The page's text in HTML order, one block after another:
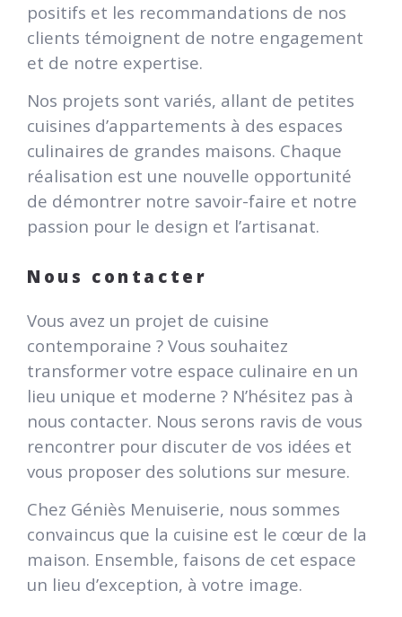
positifs et les recommandations de nos
clients témoignent de notre engagement
et de notre expertise.
Nos projets sont variés, allant de petites
cuisines d’appartements à des espaces
culinaires de grandes maisons. Chaque
réalisation est une nouvelle opportunité
de démontrer notre savoir-faire et notre
passion pour le design et l’artisanat.
Nous contacter
Vous avez un projet de cuisine
contemporaine ? Vous souhaitez
transformer votre espace culinaire en un
lieu unique et moderne ? N’hésitez pas à
nous contacter. Nous serons ravis de vous
rencontrer pour discuter de vos idées et
vous proposer des solutions sur mesure.
Chez Géniès Menuiserie, nous sommes
convaincus que la cuisine est le cœur de la
maison. Ensemble, faisons de cet espace
un lieu d’exception, à votre image.